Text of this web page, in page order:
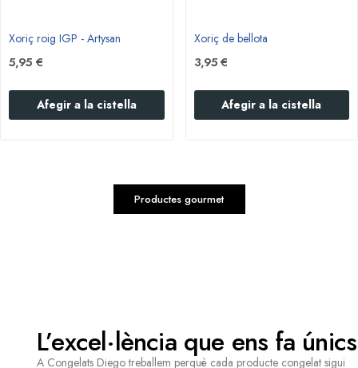
Xoriç roig IGP - Artysan
5,95 €
Afegir a la cistella
Xoriç de bellota
3,95 €
Afegir a la cistella
Productes gourmet
L’excel·lència que ens fa únics
A Congelats Diego treballem perquè cada producte congelat sigui